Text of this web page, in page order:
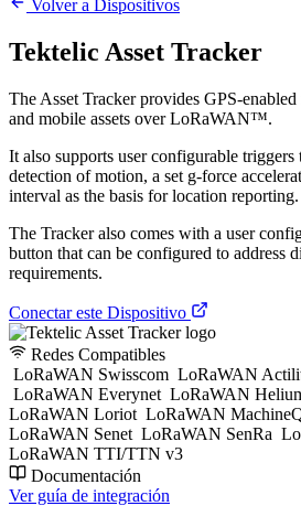
Volver a Dispositivos
Tektelic Asset Tracker
The Asset Tracker provides GPS-
and mobile assets over LoRaWAN™.
It also supports user configurable triggers
detection of motion, a set g-force
interval as the basis for location reporting.
The Tracker also comes with a user
button that can be configured to address
requirements.
Conectar este Dispositivo
Redes Compatibles
LoRaWAN Swisscom LoRaWAN
LoRaWAN Everynet LoRaWAN
LoRaWAN Loriot LoRaWAN
LoRaWAN Senet LoRaWAN SenRa
LoRaWAN TTI/TTN v3
Documentación
Ver guía de integración